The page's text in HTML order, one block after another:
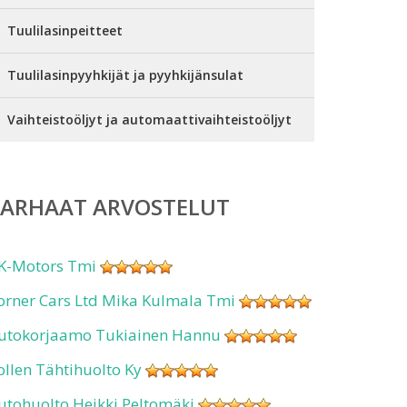
Tuulilasinpeitteet
Tuulilasinpyyhkijät ja pyyhkijänsulat
Vaihteistoöljyt ja automaattivaihteistoöljyt
ARVOSTELUT
Motors Tmi
Cars Ltd Mika Kulmala Tmi
Tukiainen Hannu
Tähtihuolto Ky